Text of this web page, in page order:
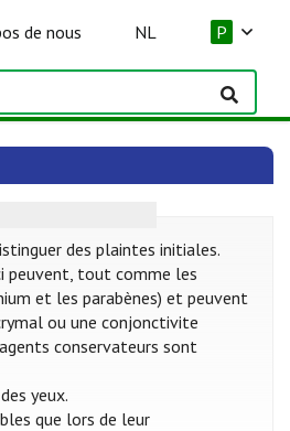
de nous NL P
des plaintes initiales.
peuvent, tout comme les
et les parabènes) et peuvent
ou une conjonctivite
conservateurs sont
yeux.
que lors de leur